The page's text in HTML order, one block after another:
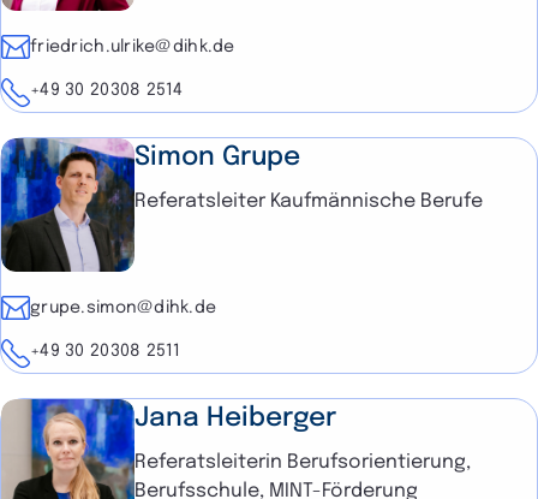
E-Mailfriedrich.ulrike@dihk.de
Telefon
+49 30 20308 2514
Simon Grupe
Referatsleiter Kaufmännische Berufe
E-Mailgrupe.simon@dihk.de
Telefon
+49 30 20308 2511
Jana Heiberger
Referatsleiterin Berufsorientierung,
Berufsschule, MINT-Förderung